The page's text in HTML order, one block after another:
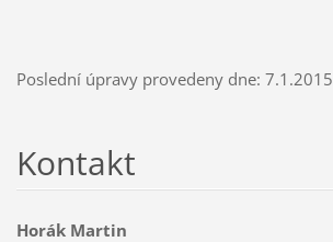
Poslední úpravy provedeny dne: 7.1.2015
Kontakt
Horák Martin